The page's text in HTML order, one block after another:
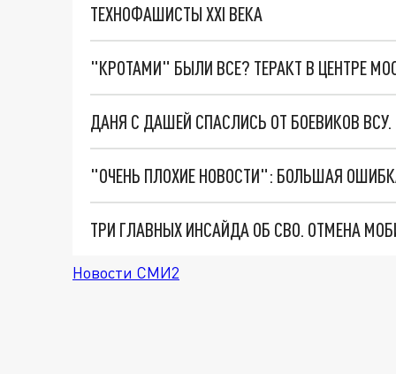
ТЕХНОФАШИСТЫ XXI ВЕКА
"КРОТАМИ" БЫЛИ ВСЕ? ТЕРАКТ В ЦЕНТРЕ
ДАНЯ С ДАШЕЙ СПАСЛИСЬ ОТ БОЕВИКОВ
Новости СМИ2